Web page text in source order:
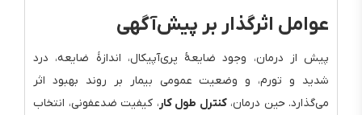
عوامل اثرگذار بر پیش‌آگهی
پیش از درمان، وجود ضایعهٔ پری‌آپیکال، اندازهٔ ضایعه، درد
شدید و تورم، و وضعیت عمومی بیمار بر روند بهبود اثر
می‌گذارد. حین درمان،کنترل طول کار ، کیفیت ضدعفونی، انتخاب